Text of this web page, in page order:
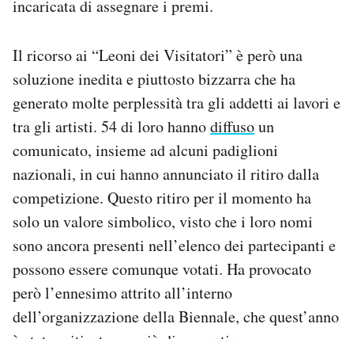
Esci
incaricata di assegnare i premi.
Il ricorso ai “Leoni dei Visitatori” è però una
soluzione inedita e piuttosto bizzarra che ha
generato molte perplessità tra gli addetti ai lavori e
tra gli artisti. 54 di loro hannodiffusoun
comunicato, insieme ad alcuni padiglioni
nazionali, in cui hanno annunciato il ritiro dalla
competizione. Questo ritiro per il momento ha
solo un valore simbolico, visto che i loro nomi
sono ancora presenti nell’elenco dei partecipanti e
possono essere comunque votati. Ha provocato
però l’ennesimo attrito all’interno
dell’organizzazione della Biennale, che quest’anno